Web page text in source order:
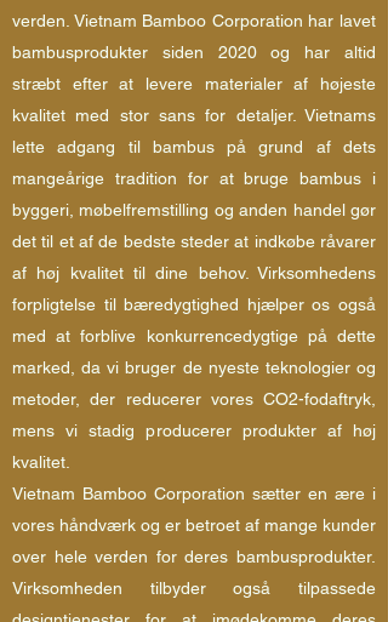
verden. Vietnam Bamboo Corporation har lavet
bambusprodukter siden 2020 og har altid
stræbt efter at levere materialer af højeste
kvalitet med stor sans for detaljer. Vietnams
lette adgang til bambus på grund af dets
mangeårige tradition for at bruge bambus i
byggeri, møbelfremstilling og anden handel gør
det til et af de bedste steder at indkøbe råvarer
af høj kvalitet til dine behov. Virksomhedens
forpligtelse til bæredygtighed hjælper os også
med at forblive konkurrencedygtige på dette
marked, da vi bruger de nyeste teknologier og
metoder, der reducerer vores CO2-fodaftryk,
mens vi stadig producerer produkter af høj
kvalitet.
Vietnam Bamboo Corporation sætter en ære i
vores håndværk og er betroet af mange kunder
over hele verden for deres bambusprodukter.
Virksomheden tilbyder også tilpassede